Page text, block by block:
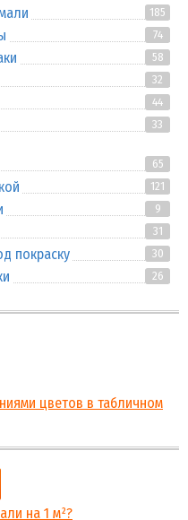
185
74
58
32
44
33
65
121
9
31
покраску 30
26
цветов в табличном
на 1 м²?